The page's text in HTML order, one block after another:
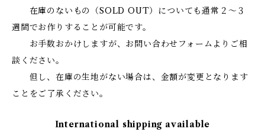
在庫のないもの（SOLD OUT）についても通常２〜３
週間でお作りすることが可能です。
お手数おかけしますが、お問い合わせフォームよりご相
談ください。
但し、在庫の生地がない場合は、金額が変更となります
ことをご了承ください。
International shipping available